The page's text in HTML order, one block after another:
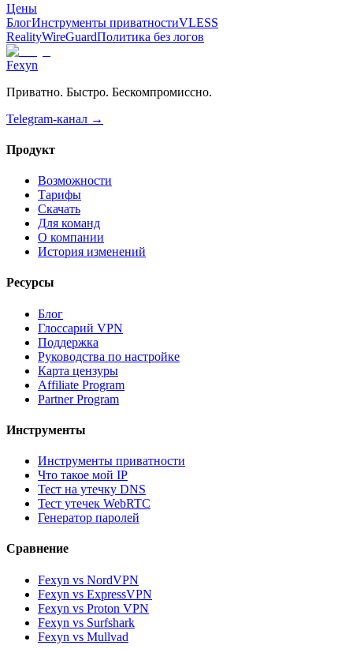
Цены
БлогИнструменты приватностиVLESS
RealityWireGuardПолитика без логов
Fexyn
Приватно. Быстро. Бескомпромиссно.
Telegram-канал →
Продукт
Возможности
Тарифы
Скачать
Для команд
О компании
История изменений
Ресурсы
Блог
Глоссарий VPN
Поддержка
Руководства по настройке
Карта цензуры
Affiliate Program
Partner Program
Инструменты
Инструменты приватности
Что такое мой IP
Тест на утечку DNS
Тест утечек WebRTC
Генератор паролей
Сравнение
Fexyn vs NordVPN
Fexyn vs ExpressVPN
Fexyn vs Proton VPN
Fexyn vs Surfshark
Fexyn vs Mullvad